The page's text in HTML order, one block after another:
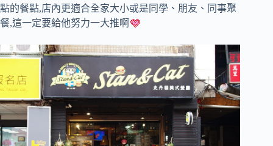
點的餐點,店內更適合全家大小或是同學、朋友、同事聚
餐,這一定要給他努力一大推啊